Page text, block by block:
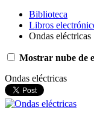
Biblioteca
Libros
Ondas eléctricas
Mostrar nube de
Ondas eléctricas